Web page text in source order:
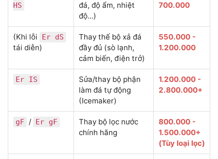
HS
đá, độ ẩm, nhiệt
độ...)
700.000
(Khi lỗi Er dS
tái diễn)
Thay thế bộ xả đá
đầy đủ (sò lạnh,
cảm biến, điện trở)
550.000 -
1.200.000
Er IS
Sửa/thay bộ phận
làm đá tự động
(Icemaker)
1.200.000 -
2.800.000+
gF / Er gF
Thay bộ lọc nước
chính hãng
800.000 -
1.500.000+
(Tùy loại lọc)